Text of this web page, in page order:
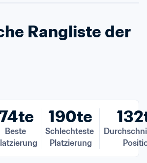
Rangliste der
Beste
190te
Schlechteste
Platzierung